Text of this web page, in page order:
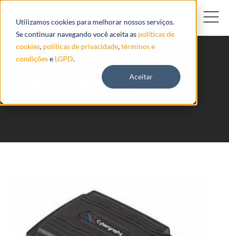
Utilizamos cookies para melhorar nossos serviços.
Se continuar navegando você aceita as políticas de
cookies, políticas de privacidade,términos e
condiçõese LGPD.
Aceitar
G200R Cybergraphy